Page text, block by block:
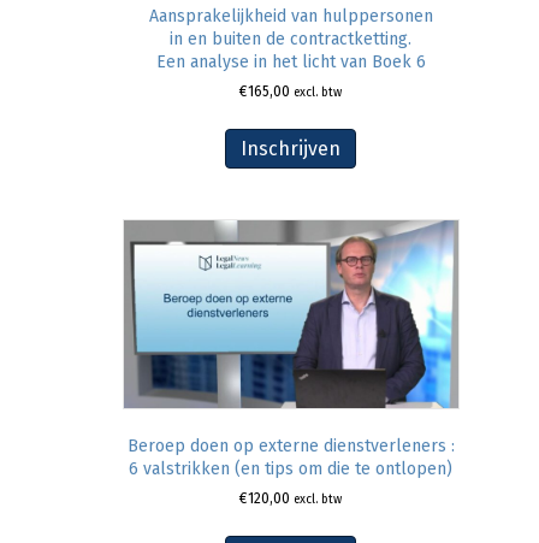
Aansprakelijkheid van hulppersonen
in en buiten de contractketting.
Een analyse in het licht van Boek 6
€165,00 excl. btw
Inschrijven
Beroep doen op externe dienstverleners :
6 valstrikken (en tips om die te ontlopen)
€120,00 excl. btw